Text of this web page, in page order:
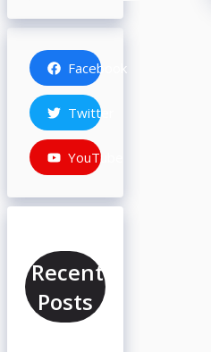
Facebook
Twitter
YouTube
Recent
Posts